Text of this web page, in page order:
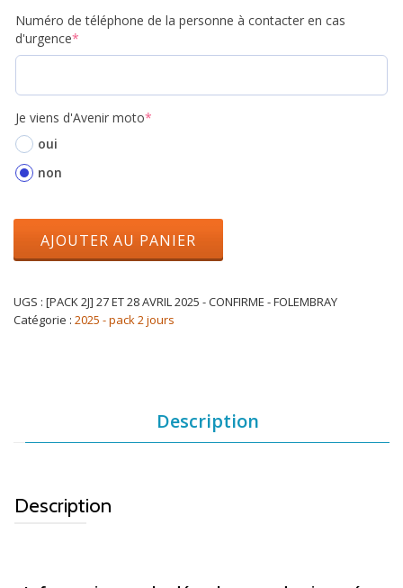
Numéro de téléphone de la personne à contacter en cas
d'urgence*
Je viens d'Avenir moto*
oui
non
AJOUTER AU PANIER
UGS : [PACK 2J] 27 ET 28 AVRIL 2025 - CONFIRME - FOLEMBRAY
Catégorie : 2025 - pack 2 jours
Description
Description